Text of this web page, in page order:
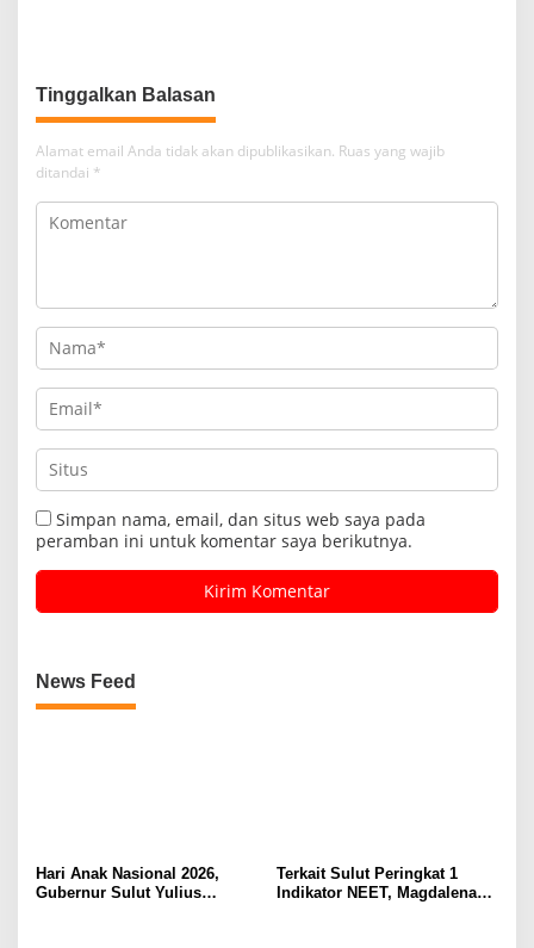
Tinggalkan Balasan
Alamat email Anda tidak akan dipublikasikan. Ruas yang wajib
ditandai *
Simpan nama, email, dan situs web saya pada
peramban ini untuk komentar saya berikutnya.
News Feed
Hari Anak Nasional 2026,
Gubernur Sulut Yulius
Terkait Sulut Peringkat 1
Indikator NEET, Magdalena